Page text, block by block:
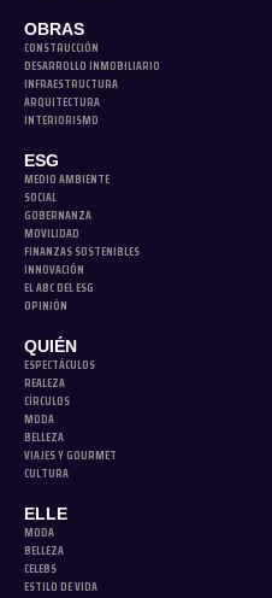
OBRAS
CONSTRUCCIÓN
DESARROLLO INMOBILIARIO
INFRAESTRUCTURA
ARQUITECTURA
INTERIORISMO
ESG
MEDIO AMBIENTE
SOCIAL
GOBERNANZA
MOVILIDAD
FINANZAS SOSTENIBLES
INNOVACIÓN
EL ABC DEL ESG
OPINIÓN
QUIÉN
ESPECTÁCULOS
REALEZA
CÍRCULOS
MODA
BELLEZA
VIAJES Y GOURMET
CULTURA
ELLE
MODA
BELLEZA
CELEBS
ESTILO DE VIDA